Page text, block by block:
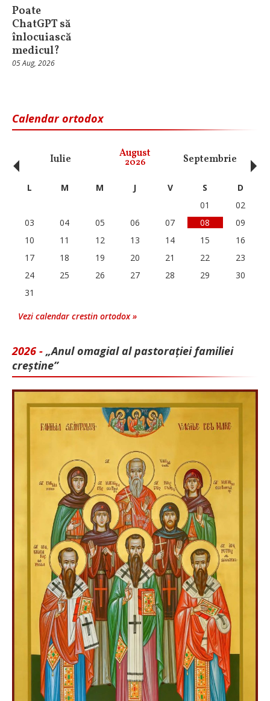
Poate
ChatGPT să
înlocuiască
medicul?
05 Aug, 2026
Calendar ortodox
Iulie August
2026 Septembrie
‹ L M M J V S
D
01
02
03
04 05 06 07 08
09
10
11 12 13 14 15
16
17
18 19 20 21 22
23
24
25 26 27 28 29
30
31
Vezi calendar crestin ortodox »
2026 - „Anul omagial al pastorației familiei
creștine”